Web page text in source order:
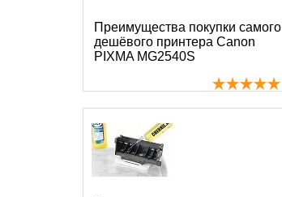
Преимущества покупки самого
дешёвого принтера Canon
PIXMA MG2540S